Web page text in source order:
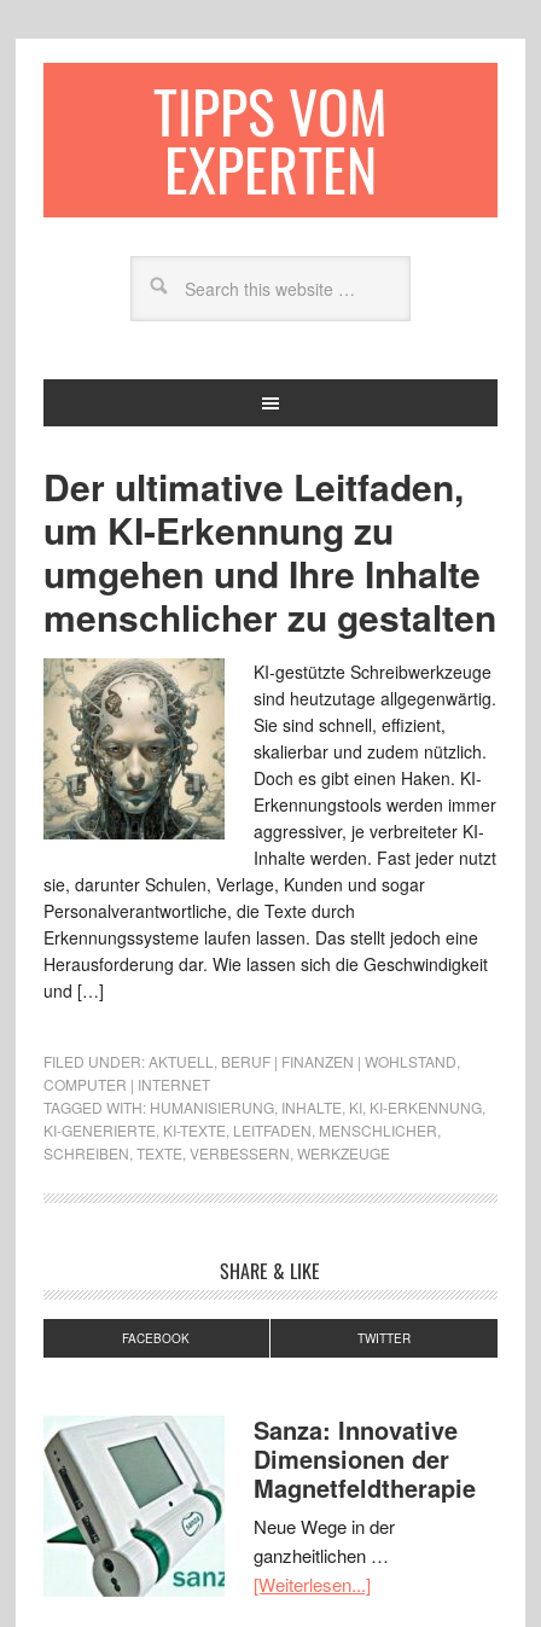
TIPPS VOM
EXPERTEN
Der ultimative Leitfaden,
um KI-Erkennung zu
umgehen und Ihre Inhalte
menschlicher zu gestalten
KI-gestützte Schreibwerkzeuge
sind heutzutage allgegenwärtig.
Sie sind schnell, effizient,
skalierbar und zudem nützlich.
Doch es gibt einen Haken. KI-
Erkennungstools werden immer
aggressiver, je verbreiteter KI-
Inhalte werden. Fast jeder nutzt
sie, darunter Schulen, Verlage, Kunden und sogar
Personalverantwortliche, die Texte durch
Erkennungssysteme laufen lassen. Das stellt jedoch eine
Herausforderung dar. Wie lassen sich die Geschwindigkeit
und […]
FILED UNDER:AKTUELL BERUF | FINANZEN | WOHLSTAND
COMPUTER | INTERNET
TAGGED WITH: HUMANISIERUNG, INHALTE KI, KI-ERKENNUNG,
KI-GENERIERTE KI-TEXTE LEITFADEN MENSCHLICHER
SCHREIBEN TEXTE VERBESSERN WERKZEUGE
SHARE & LIKE
FACEBOOK TWITTER
Sanza: Innovative
Dimensionen der
Magnetfeldtherapie
Neue Wege in der
ganzheitlichen …
[Weiterlesen...]